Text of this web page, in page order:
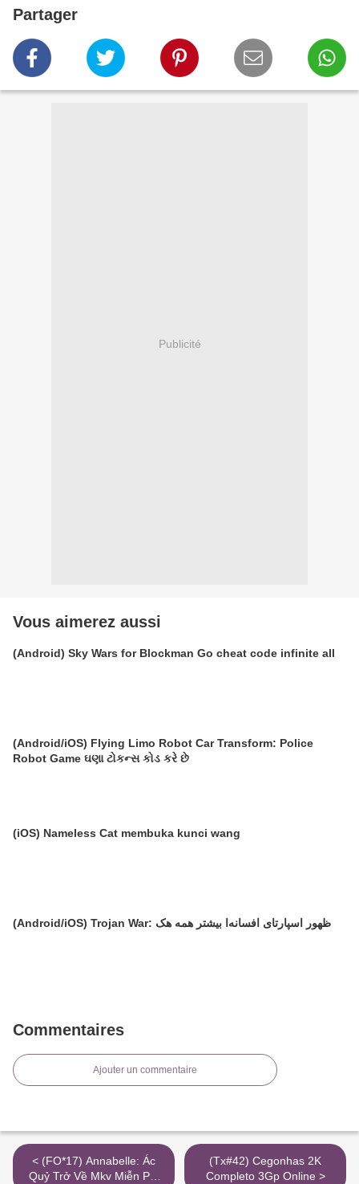
Partager
Publicité
Vous aimerez aussi
(Android) Sky Wars for Blockman Go cheat code infinite all
(Android/iOS) Flying Limo Robot Car Transform: Police
Robot Game ઘણા ટોકન્સ કોડ કરે છે
(iOS) Nameless Cat membuka kunci wang
(Android/iOS) Trojan War: ظهور اسپارتای افسانه‌ا بیشتر همه هک
Commentaires
Ajouter un commentaire
< (FO*17) Annabelle: Ác
Quỷ Trở Về Mkv Miễn Phí
(Tx#42) Cegonhas 2K
Completo 3Gp Online >